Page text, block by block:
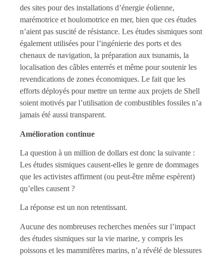
des sites pour des installations d’énergie éolienne,
marémotrice et houlomotrice en mer, bien que ces études
n’aient pas suscité de résistance. Les études sismiques sont
également utilisées pour l’ingénierie des ports et des
chenaux de navigation, la préparation aux tsunamis, la
localisation des câbles enterrés et même pour soutenir les
revendications de zones économiques. Le fait que les
efforts déployés pour mettre un terme aux projets de Shell
soient motivés par l’utilisation de combustibles fossiles n’a
jamais été aussi transparent.
Amélioration continue
La question à un million de dollars est donc la suivante :
Les études sismiques causent-elles le genre de dommages
que les activistes affirment (ou peut-être même espèrent)
qu’elles causent ?
La réponse est un non retentissant.
Aucune des nombreuses recherches menées sur l’impact
des études sismiques sur la vie marine, y compris les
poissons et les mammifères marins, n’a révélé de blessures